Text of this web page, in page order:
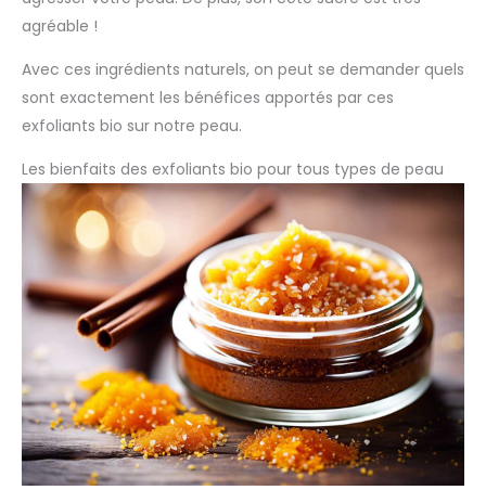
agréable !
Avec ces ingrédients naturels, on peut se demander quels
sont exactement les bénéfices apportés par ces
exfoliants bio sur notre peau.
Les bienfaits des exfoliants bio pour tous types de peau